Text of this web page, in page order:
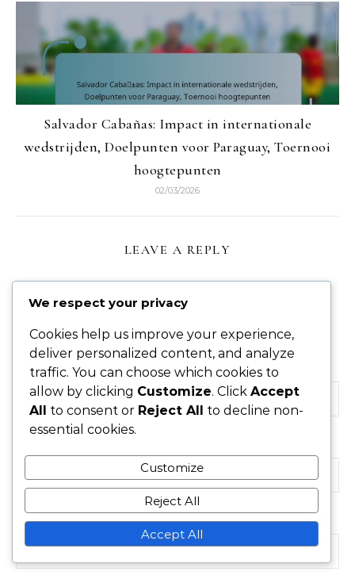
Salvador Cabañas: Impact in internationale
wedstrijden, Doelpunten voor Paraguay, Toernooi
hoogtepunten
02/03/2026
LEAVE A REPLY
fields are marked*
Name*
Website
We respect your privacy
Cookies help us improve your experience,
deliver personalized content, and analyze
traffic. You can choose which cookies to
allow by clicking Customize. Click Accept
All to consent or Reject All to decline non-
essential cookies.
Customize
Reject All
Accept All